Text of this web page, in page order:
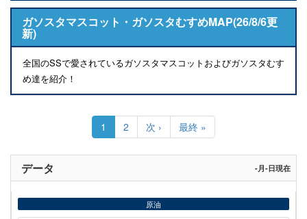
ガソスタマスコット・ガソスタむすめMAP(26/8/6更
新)
全国のSSで愛されているガソスタマスコットおよびガソスタむす
め達を紹介！
送
り
カ
レ
ン
ペ
1 Page
2
次
ペ
ー
次 ›
最
終
ペ
ジ
最終 »
データ -月-日現在
原油